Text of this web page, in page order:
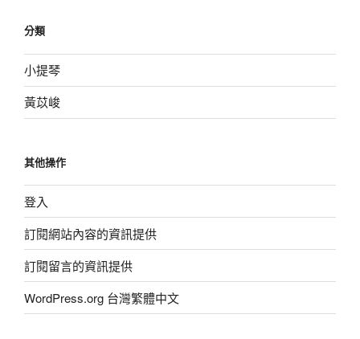
分類
小提琴
黃苡峻
其他操作
登入
訂閱網站內容的資訊提供
訂閱留言的資訊提供
WordPress.org 台灣繁體中文